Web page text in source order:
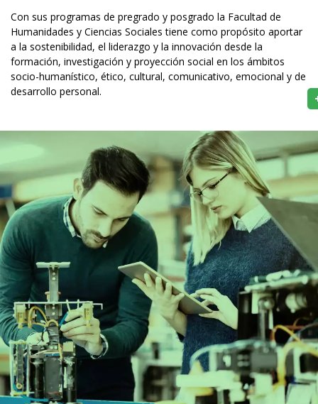
Con sus programas de pregrado y posgrado la Facultad de
Humanidades y Ciencias Sociales tiene como propósito aportar
a la sostenibilidad, el liderazgo y la innovación desde la
formación, investigación y proyección social en los ámbitos
socio-humanístico, ético, cultural, comunicativo, emocional y de
desarrollo personal.